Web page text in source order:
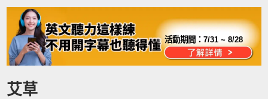
活動期間：7/31 ~ 8/28
艾草